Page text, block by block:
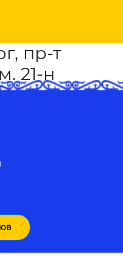
пр-т
21-н